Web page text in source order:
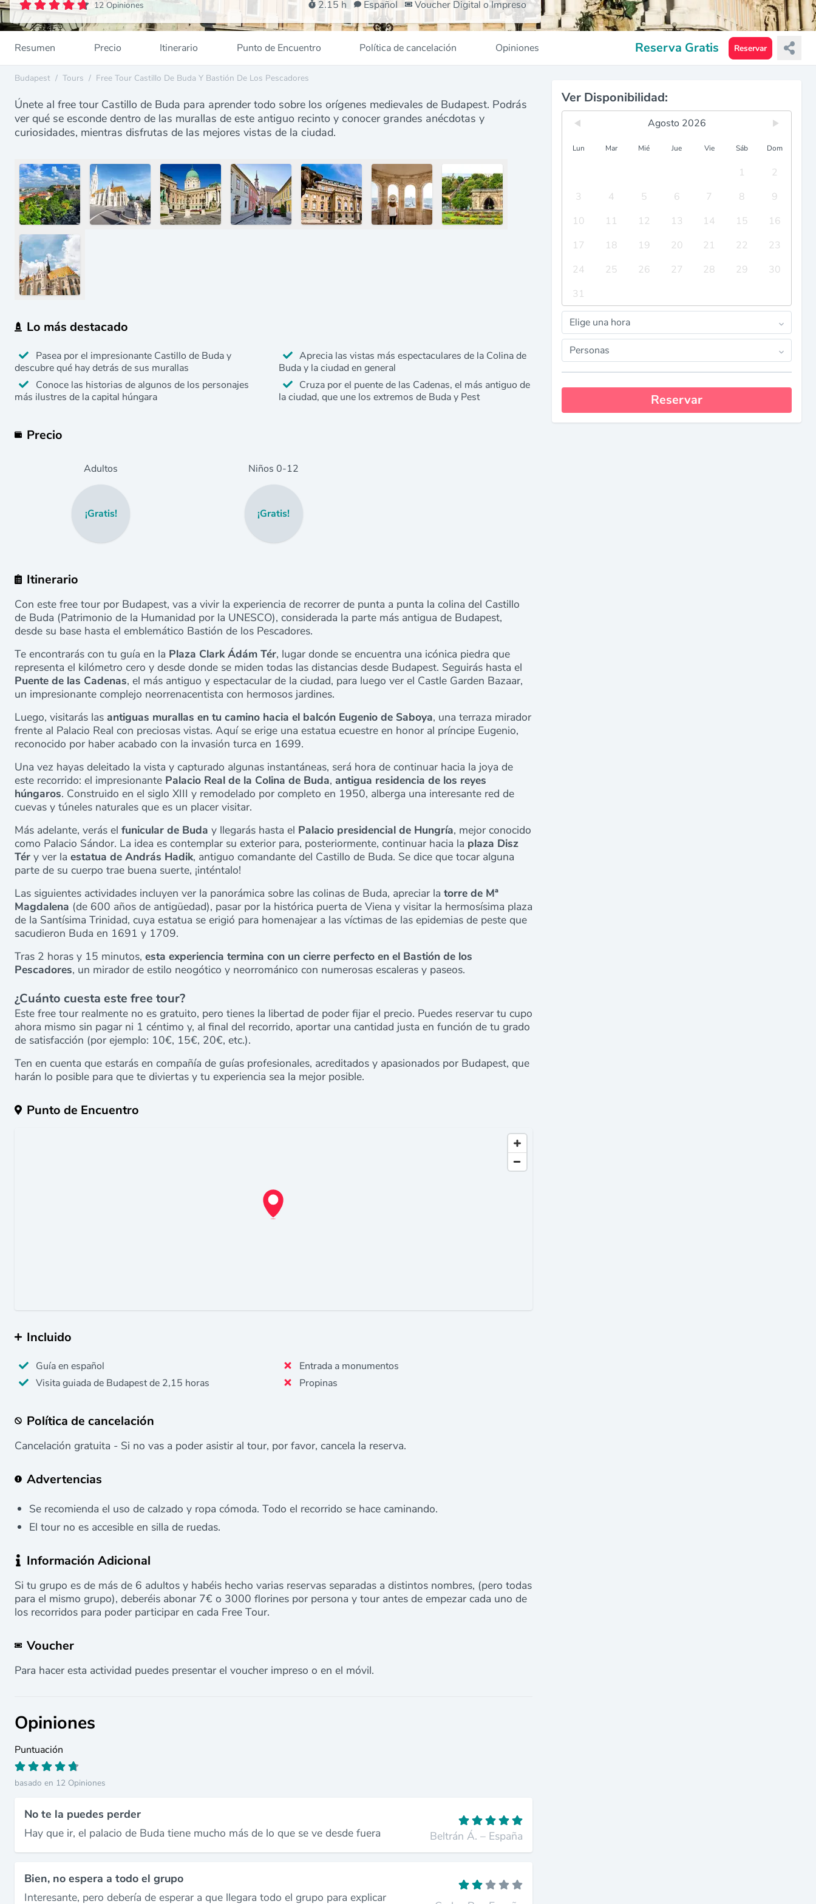
12 Opiniones 2.15 h Español Voucher Digital o Impreso
Resumen Precio Itinerario Punto de Encuentro Política de cancelación Opiniones Reserva Gratis Reservar
Budapest / Tours / Free Tour Castillo De Buda Y Bastión De Los Pescadores
Únete al free tour Castillo de Buda para aprender todo sobre los orígenes medievales de Budapest. Podrás
ver qué se esconde dentro de las murallas de este antiguo recinto y conocer grandes anécdotas y
curiosidades, mientras disfrutas de las mejores vistas de la ciudad.
Lo más destacado
Pasea por el impresionante Castillo de Buda y
descubre qué hay detrás de sus murallas
Conoce las historias de algunos de los personajes
más ilustres de la capital húngara
Aprecia las vistas más espectaculares de la Colina de
Buda y la ciudad en general
Cruza por el puente de las Cadenas, el más antiguo de
la ciudad, que une los extremos de Buda y Pest
Precio
Adultos
¡Gratis!
Niños 0-12
¡Gratis!
Itinerario
Con este free tour por Budapest, vas a vivir la experiencia de recorrer de punta a punta la colina del Castillo
de Buda (Patrimonio de la Humanidad por la UNESCO), considerada la parte más antigua de Budapest,
desde su base hasta el emblemático Bastión de los Pescadores.
Te encontrarás con tu guía en la Plaza Clark Ádám Tér, lugar donde se encuentra una icónica piedra que
representa el kilómetro cero y desde donde se miden todas las distancias desde Budapest. Seguirás hasta el
Puente de las Cadenas, el más antiguo y espectacular de la ciudad, para luego ver el Castle Garden Bazaar,
un impresionante complejo neorrenacentista con hermosos jardines.
Luego, visitarás las antiguas murallas en tu camino hacia el balcón Eugenio de Saboya, una terraza mirador
frente al Palacio Real con preciosas vistas. Aquí se erige una estatua ecuestre en honor al príncipe Eugenio,
reconocido por haber acabado con la invasión turca en 1699.
Una vez hayas deleitado la vista y capturado algunas instantáneas, será hora de continuar hacia la joya de
este recorrido: el impresionante Palacio Real de la Colina de Buda, antigua residencia de los reyes
húngaros. Construido en el siglo XIII y remodelado por completo en 1950, alberga una interesante red de
cuevas y túneles naturales que es un placer visitar.
Más adelante, verás el funicular de Buda y llegarás hasta el Palacio presidencial de Hungría, mejor conocido
como Palacio Sándor. La idea es contemplar su exterior para, posteriormente, continuar hacia la plaza Disz
Tér y ver la estatua de András Hadik, antiguo comandante del Castillo de Buda. Se dice que tocar alguna
parte de su cuerpo trae buena suerte, ¡inténtalo!
Las siguientes actividades incluyen ver la panorámica sobre las colinas de Buda, apreciar la torre de Mª
Magdalena (de 600 años de antigüedad), pasar por la histórica puerta de Viena y visitar la hermosísima plaza
de la Santísima Trinidad, cuya estatua se erigió para homenajear a las víctimas de las epidemias de peste que
sacudieron Buda en 1691 y 1709.
Tras 2 horas y 15 minutos, esta experiencia termina con un cierre perfecto en el Bastión de los
Pescadores, un mirador de estilo neogótico y neorrománico con numerosas escaleras y paseos.
¿Cuánto cuesta este free tour?
Este free tour realmente no es gratuito, pero tienes la libertad de poder fijar el precio. Puedes reservar tu cupo
ahora mismo sin pagar ni 1 céntimo y, al final del recorrido, aportar una cantidad justa en función de tu grado
de satisfacción (por ejemplo: 10€, 15€, 20€, etc.).
Ten en cuenta que estarás en compañía de guías profesionales, acreditados y apasionados por Budapest, que
harán lo posible para que te diviertas y tu experiencia sea la mejor posible.
Punto de Encuentro
Incluido
Guía en español
Visita guiada de Budapest de 2,15 horas
Entrada a monumentos
Propinas
Política de cancelación
Cancelación gratuita - Si no vas a poder asistir al tour, por favor, cancela la reserva.
Advertencias
Se recomienda el uso de calzado y ropa cómoda. Todo el recorrido se hace caminando.
El tour no es accesible en silla de ruedas.
Información Adicional
Si tu grupo es de más de 6 adultos y habéis hecho varias reservas separadas a distintos nombres, (pero todas
para el mismo grupo), deberéis abonar 7€ o 3000 florines por persona y tour antes de empezar cada uno de
los recorridos para poder participar en cada Free Tour.
Voucher
Para hacer esta actividad puedes presentar el voucher impreso o en el móvil.
Opiniones
Puntuación
basado en 12 Opiniones
No te la puedes perder
Hay que ir, el palacio de Buda tiene mucho más de lo que se ve desde fuera
Beltrán Á. – España
Bien, no espera a todo el grupo
Interesante, pero debería de esperar a que llegara todo el grupo para explicar
Ver Disponibilidad:
Agosto 2026
Lun Mar Mié Jue Vie Sáb Dom
1
2
3
4 5 6 7 8
9
10
11 12 13 14 15
16
17
18 19 20 21 22
23
24
25 26 27 28 29
30
31
Elige una hora
Personas
Reservar